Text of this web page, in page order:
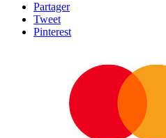
Partager
Tweet
Pinterest